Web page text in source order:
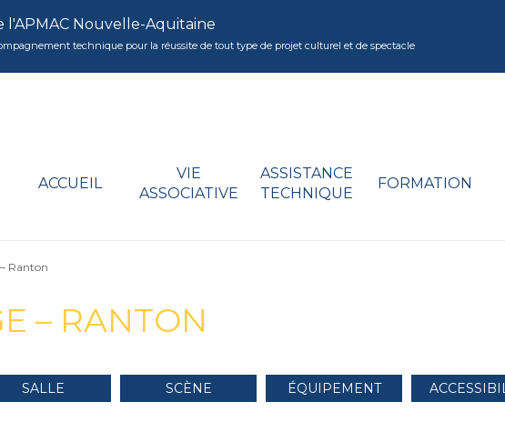
l'APMAC Nouvelle-Aquitaine
technique pour la réussite de tout type de projet culturel et de spectacle
ACCUEIL
VIE
ASSOCIATIVE
ASSISTANCE
TECHNIQUE
FORMATION
Ranton
– RANTON
SALLE SCÈNE ÉQUIPEMENT